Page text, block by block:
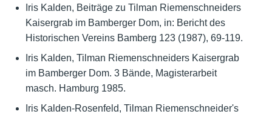
Iris Kalden, Beiträge zu Tilman Riemenschneiders
Kaisergrab im Bamberger Dom, in: Bericht des
Historischen Vereins Bamberg 123 (1987), 69-119.
Iris Kalden, Tilman Riemenschneiders Kaisergrab
im Bamberger Dom. 3 Bände, Magisterarbeit
masch. Hamburg 1985.
Iris Kalden-Rosenfeld, Tilman Riemenschneider's